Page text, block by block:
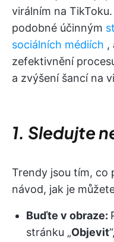
virálním na
podobné účinným
sociálních médiích ,
zefektivnění
a zvýšení šancí na
1. Sledujte
Trendy jsou tím, co
návod, jak je
Buďte v obraze:
stránku „Objevit